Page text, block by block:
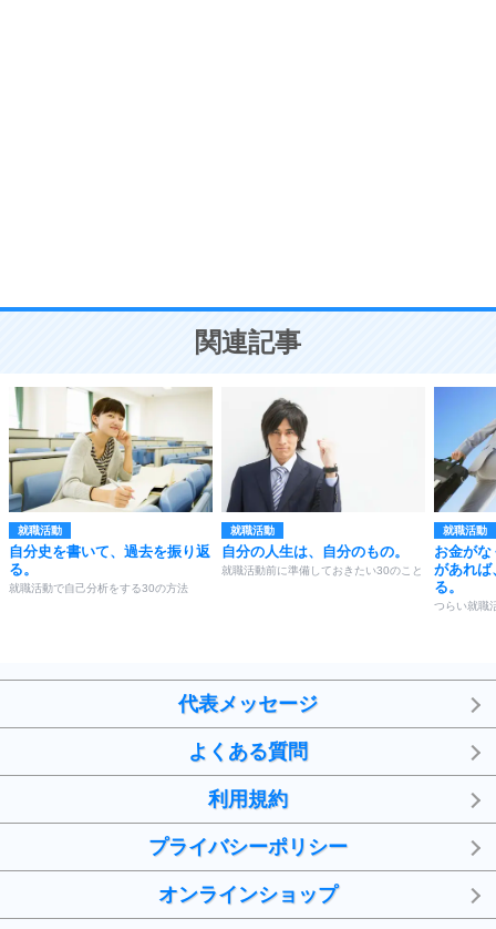
ことが大切。
関連記事
就職活動
自分史を書いて、過去を振り返
る。
就職活動で自己分析をする30の方法
就職活動
自分の人生は、自分のもの。
就職活動前に準備しておきたい30のこと
就職活動
お金が
があれば
る。
つらい就職
代表メッセージ
よくある質問
利用規約
プライバシーポリシー
オンラインショップ